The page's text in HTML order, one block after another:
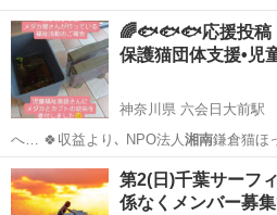
🌈🐟️🐟️🐟️応援投稿
保護猫団体支援•児
神奈川県 六会日大前駅
へ… 🍀収益より､ NPO法人 湘南鎌倉猫ほ
て…
神奈川 藤沢市 六会日大前駅
第2(日)千葉サーフ
係なくメンバー募